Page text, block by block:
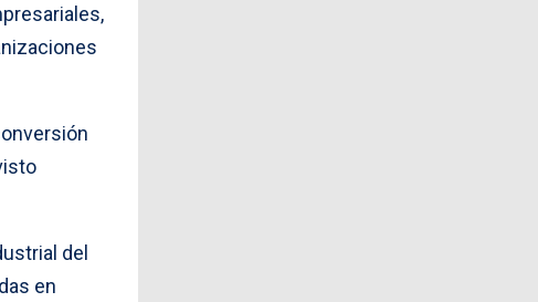
del
en